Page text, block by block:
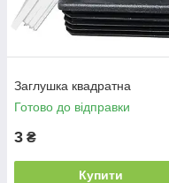
Заглушка квадратна
Готово до відправки
3 ₴
Купити